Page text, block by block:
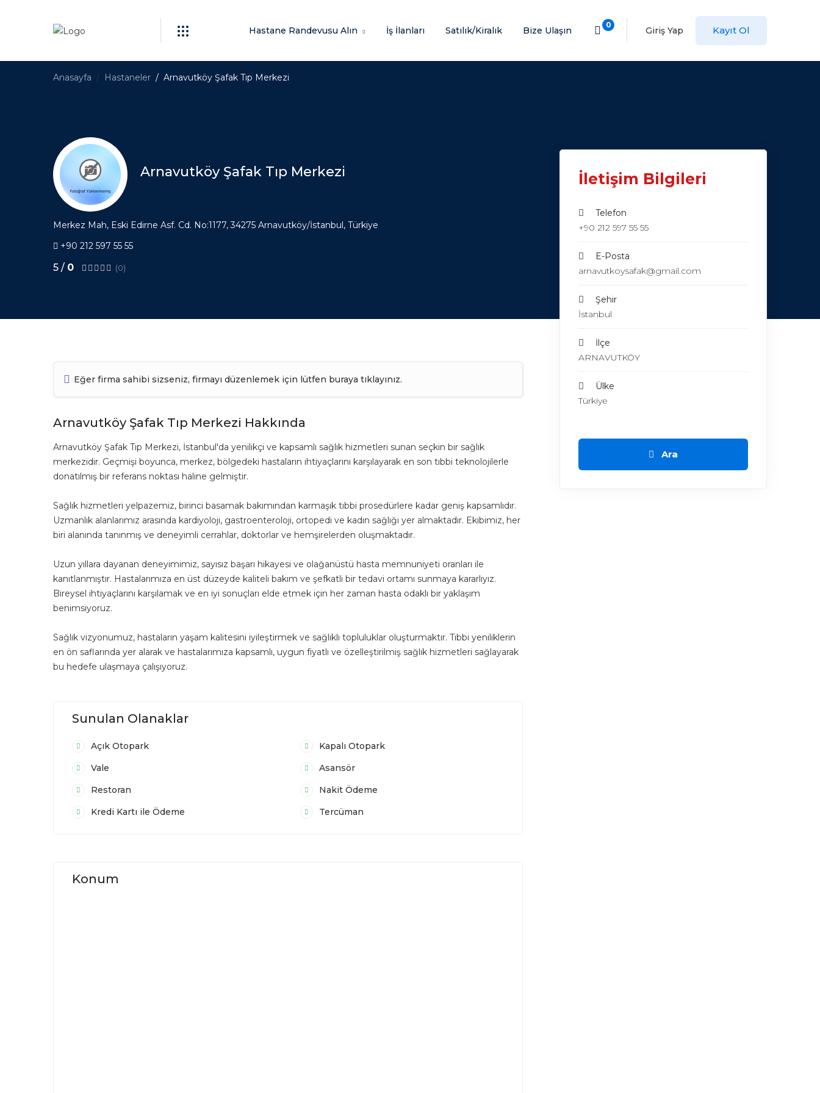
Hastane Randevusu Alın İş İlanları Satılık/Kiralık Bize Ulaşın
0
Giriş Yap Kayıt Ol
Anasayfa Hastaneler Arnavutköy Şafak Tıp Merkezi
Arnavutköy Şafak Tıp Merkezi
Merkez Mah, Eski Edirne Asf. Cd. No:1177, 34275 Arnavutköy/İstanbul, Türkiye
+90 212 597 55 55
5 / 0 (0)
Eğer firma sahibi sizseniz, firmayı düzenlemek için lütfen buraya tıklayınız.
Arnavutköy Şafak Tıp Merkezi Hakkında
Arnavutköy Şafak Tıp Merkezi, İstanbul'da yenilikçi ve kapsamlı sağlık hizmetleri sunan seçkin bir sağlık
merkezidir. Geçmişi boyunca, merkez, bölgedeki hastaların ihtiyaçlarını karşılayarak en son tıbbi teknolojilerle
donatılmış bir referans noktası haline gelmiştir.
Sağlık hizmetleri yelpazemiz, birinci basamak bakımından karmaşık tıbbi prosedürlere kadar geniş kapsamlıdır.
Uzmanlık alanlarımız arasında kardiyoloji, gastroenteroloji, ortopedi ve kadın sağlığı yer almaktadır. Ekibimiz, her
biri alanında tanınmış ve deneyimli cerrahlar, doktorlar ve hemşirelerden oluşmaktadır.
Uzun yıllara dayanan deneyimimiz, sayısız başarı hikayesi ve olağanüstü hasta memnuniyeti oranları ile
kanıtlanmıştır. Hastalarımıza en üst düzeyde kaliteli bakım ve şefkatli bir tedavi ortamı sunmaya kararlıyız.
Bireysel ihtiyaçlarını karşılamak ve en iyi sonuçları elde etmek için her zaman hasta odaklı bir yaklaşım
benimsiyoruz.
Sağlık vizyonumuz, hastaların yaşam kalitesini iyileştirmek ve sağlıklı topluluklar oluşturmaktır. Tıbbi yeniliklerin
en ön saflarında yer alarak ve hastalarımıza kapsamlı, uygun fiyatlı ve özelleştirilmiş sağlık hizmetleri sağlayarak
bu hedefe ulaşmaya çalışıyoruz.
Sunulan Olanaklar
Açık Otopark
Kapalı Otopark
Vale
Asansör
Restoran
Nakit Ödeme
Kredi Kartı ile Ödeme
Tercüman
Konum
İletişim Bilgileri
Telefon
+90 212 597 55 55
E-Posta
arnavutkoysafak@gmail.com
Şehir
İstanbul
İlçe
ARNAVUTKÖY
Ülke
Türkiye
Ara